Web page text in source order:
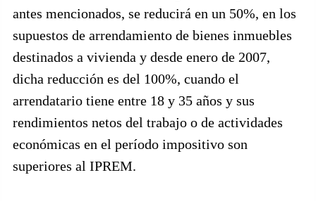
antes mencionados, se reducirá en un 50%, en los
supuestos de arrendamiento de bienes inmuebles
destinados a vivienda y desde enero de 2007,
dicha reducción es del 100%, cuando el
arrendatario tiene entre 18 y 35 años y sus
rendimientos netos del trabajo o de actividades
económicas en el período impositivo son
superiores al IPREM.